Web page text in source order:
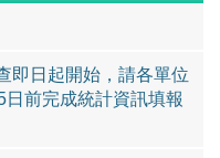
即日起開始，請各單位
前完成統計資訊填報